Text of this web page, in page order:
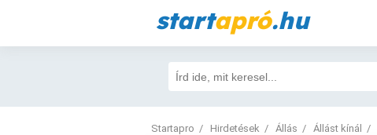
startapró.hu
Startapro Hirdetések Állás Állást kínál